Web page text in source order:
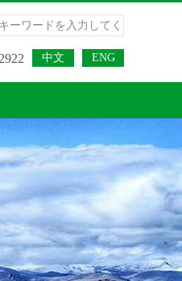
ENG
中文